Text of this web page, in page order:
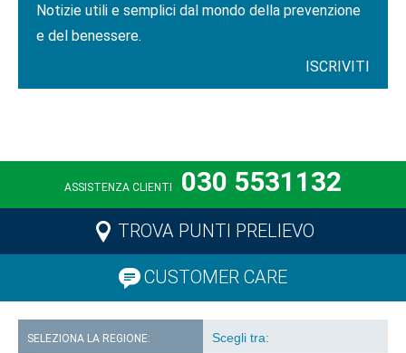
Notizie utili e semplici dal mondo della prevenzione
e del benessere.
ISCRIVITI
ASSISTENZA CLIENTI 030 5531132
TROVA PUNTI PRELIEVO
CUSTOMER CARE
SELEZIONA LA REGIONE: